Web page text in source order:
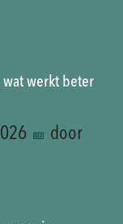
werkt beter
door